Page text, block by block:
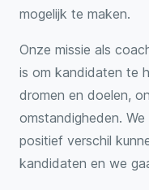
mogelijk te maken.
Onze missie als
is om kandidaten te
dromen en doelen,
omstandigheden.
positief verschil
kandidaten en we